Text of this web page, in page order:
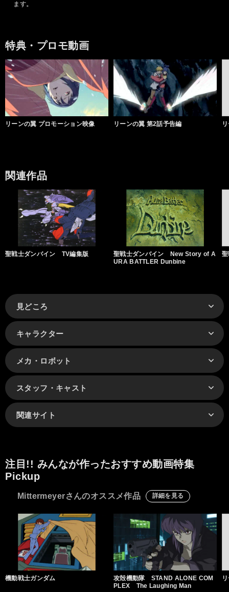
ます。
特典・プロモ動画
リーンの翼 プロモーション映像 リーンの翼 第2話予告編
関連作品
聖戦士ダンバイン TV編集版
聖戦士ダンバイン New Story of A
URA BATTLER Dunbine
見どころ
キャラクター
メカ・ロボット
スタッフ・キャスト
関連サイト
注目!! みんなが作ったおすすめ動画特集
Pickup
Mittermeyerさんのオススメ作品 詳細を見る
機動戦士ガンダム
攻殻機動隊 STAND ALONE COM
PLEX The Laughing Man